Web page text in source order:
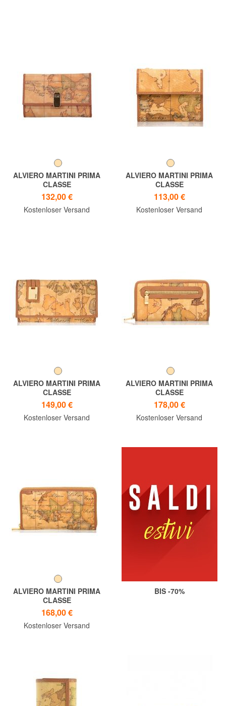
ALVIERO MARTINI PRIMA
CLASSE
Geldbörse GEO-KLASSIKER
132,00 €
Kostenloser Versand
ALVIERO MARTINI PRIMA
CLASSE
Portafoglio GEO CLASSIC,
kompakt
113,00 €
Kostenloser Versand
ALVIERO MARTINI PRIMA
CLASSE
Geldbörse GEO CLASSIC,
große Größe
149,00 €
Kostenloser Versand
ALVIERO MARTINI PRIMA
CLASSE
Geldbörse GEO CLASSIC,
Rundum-Reißverschluss
178,00 €
Kostenloser Versand
ALVIERO MARTINI PRIMA
CLASSE
Geldbörse GEO CLASSIC, Zip
Around, mit Münzfach
168,00 €
Kostenloser Versand
BIS -70%